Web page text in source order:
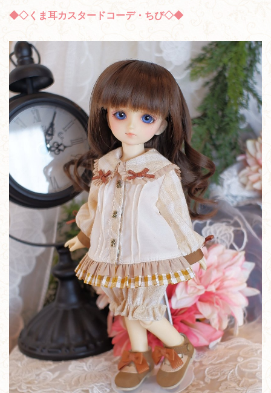
◆◇くま耳カスタードコーデ・ちび◇◆